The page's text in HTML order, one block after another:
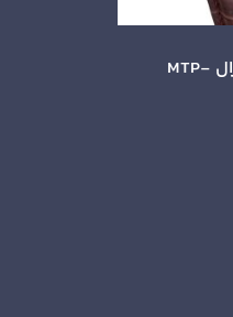
ساعت مچی کاسیو جنرال MTP-